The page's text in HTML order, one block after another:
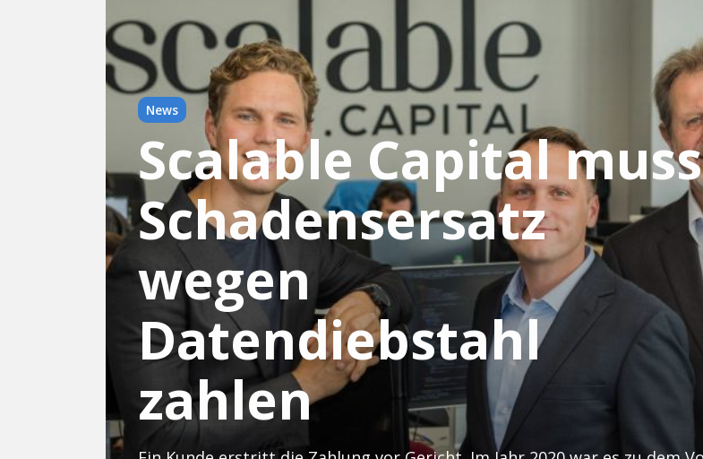
News
Scalable Capital muss
Schadensersatz
wegen
Datendiebstahl
zahlen